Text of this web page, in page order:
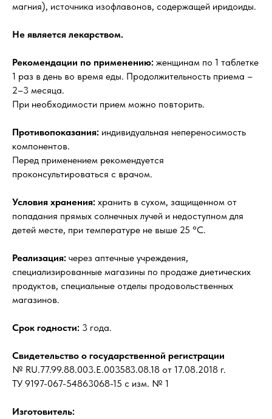
магния), источника изофлавонов, содержащей иридоиды.
Не является лекарством.
Рекомендации по применению: женщинам по 1 таблетке
1 раз в день во время еды. Продолжительность приема –
2–3 месяца.
При необходимости прием можно повторить.
Противопоказания: индивидуальная непереносимость
компонентов.
Перед применением рекомендуется
проконсультироваться с врачом.
Условия хранения: хранить в сухом, защищенном от
попадания прямых солнечных лучей и недоступном для
детей месте, при температуре не выше 25 °С.
Реализация: через аптечные учреждения,
специализированные магазины по продаже диетических
продуктов, специальные отделы продовольственных
магазинов.
Срок годности: 3 года.
Свидетельство о государственной регистрации
№ RU.77.99.88.003.Е.003583.08.18 от 17.08.2018 г.
ТУ 9197-067-54863068-15 с изм. № 1
Изготовитель: